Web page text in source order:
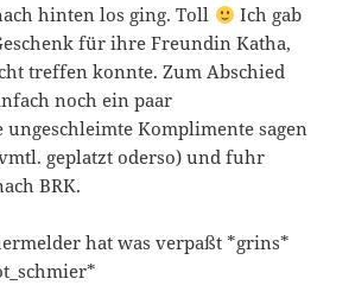
hinten los ging. Toll
Ich gab
für ihre Freundin Katha,
treffen konnte. Zum Abschied
noch ein paar
Komplimente sagen
geplatzt oderso) und fuhr
BRK.
hat was verpaßt *grins*